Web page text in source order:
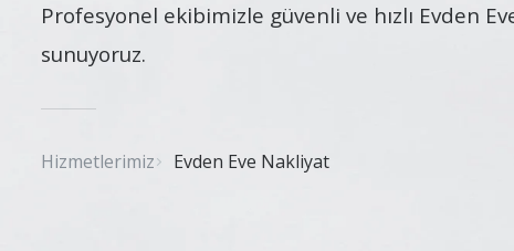
Profesyonel ekibimizle güvenli ve hızlı Evden
sunuyoruz.
Hizmetlerimiz Evden Eve Nakliyat